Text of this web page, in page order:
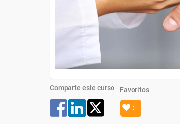
Comparte este curso Favoritos
3